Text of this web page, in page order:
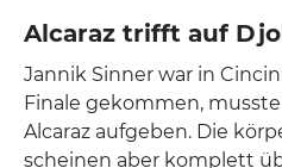
Alcaraz trifft auf
Jannik Sinner war in
Finale gekommen,
Alcaraz aufgeben. Die
scheinen aber komplett